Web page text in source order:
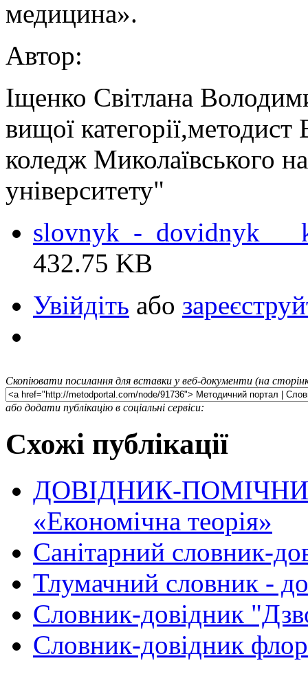
медицина».
Автор:
Іщенко Світлана
вищої
коледж Миколаївського
університету"
slovnyk_-
432.75 KB
Увійдіть або
Скопіювати посилання для вставки у веб-документи (на
або додати публікацію в соціальні сервіси:
Схожі публікації
ДОВІДНИК-
«Економічна теорія»
Санітарний словник-
Тлумачний словник -
Словник-довідник
Словник-довідник